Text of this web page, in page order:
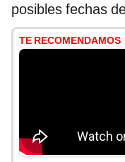
posibles fechas
TE RECOMENDAMOS